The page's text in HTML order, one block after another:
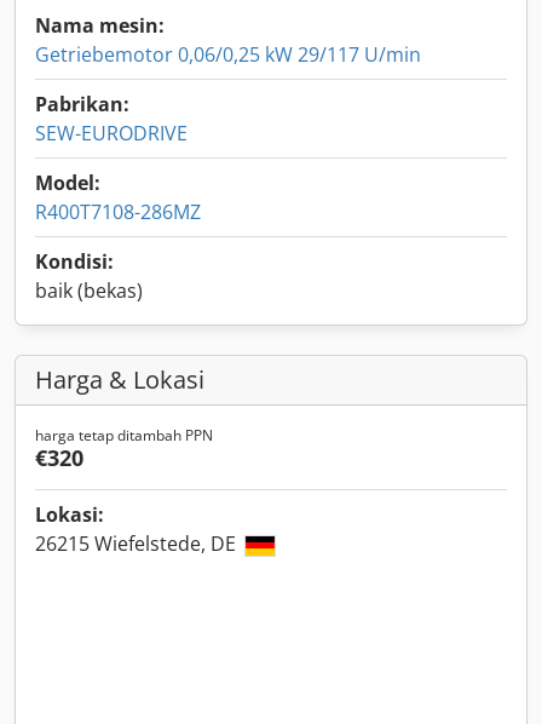
Nama mesin:
Getriebemotor 0,06/0,25 kW 29/117 U/min
Pabrikan:
SEW-EURODRIVE
Model:
R400T7108-286MZ
Kondisi:
baik (bekas)
Harga & Lokasi
harga tetap ditambah PPN
€320
Lokasi:
26215 Wiefelstede, DE